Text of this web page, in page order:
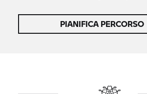
PIANIFICA PERCORSO